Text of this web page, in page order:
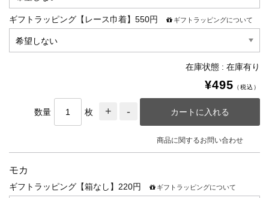
ギフトラッピング【レース巾着】550円 ギフトラッピングについて
在庫状態 : 在庫有り
¥495 （税込）
数量 枚
商品に関するお問い合わせ
モカ
ギフトラッピング【箱なし】220円 ギフトラッピングについて